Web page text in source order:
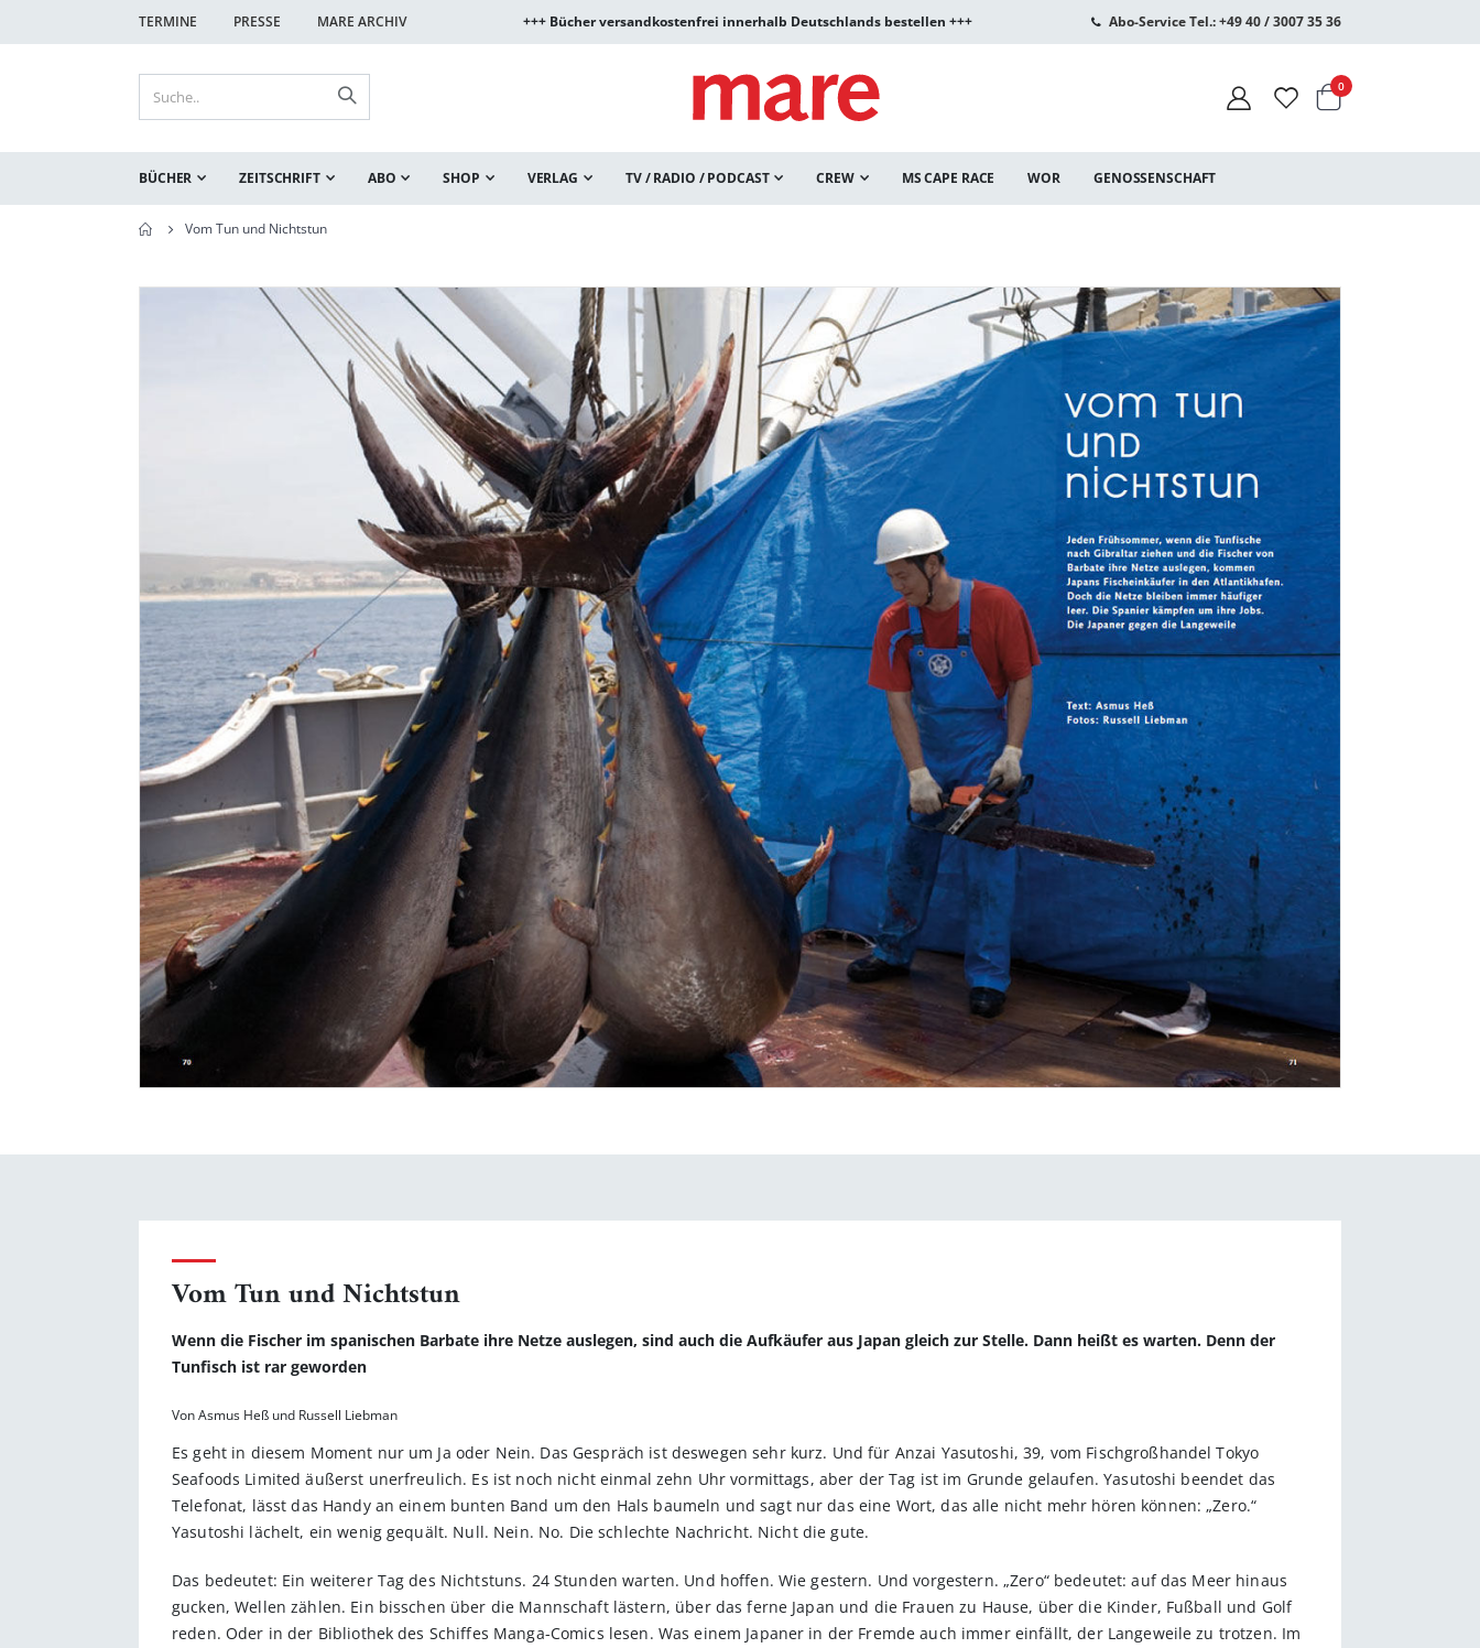
TERMINE PRESSE MARE ARCHIV +++ Bücher versandkostenfrei innerhalb Deutschlands bestellen +++ Abo-Service Tel.: +49 40 / 3007 35 36
Warenkorb
0Artikel
BÜCHER ZEITSCHRIFT ABO SHOP VERLAG TV / RADIO / PODCAST CREW MS CAPE RACE WOR GENOSSENSCHAFT
Vom Tun und Nichtstun
Vom Tun und Nichtstun
Wenn die Fischer im spanischen Barbate ihre Netze auslegen, sind auch die Aufkäufer aus Japan gleich zur Stelle. Dann heißt es warten. Denn der
Tunfisch ist rar geworden
Von Asmus Heß und Russell Liebman
Es geht in diesem Moment nur um Ja oder Nein. Das Gespräch ist deswegen sehr kurz. Und für Anzai Yasutoshi, 39, vom Fischgroßhandel Tokyo
Seafoods Limited äußerst unerfreulich. Es ist noch nicht einmal zehn Uhr vormittags, aber der Tag ist im Grunde gelaufen. Yasutoshi beendet das
Telefonat, lässt das Handy an einem bunten Band um den Hals baumeln und sagt nur das eine Wort, das alle nicht mehr hören können: „Zero.“
Yasutoshi lächelt, ein wenig gequält. Null. Nein. No. Die schlechte Nachricht. Nicht die gute.
Das bedeutet: Ein weiterer Tag des Nichtstuns. 24 Stunden warten. Und hoffen. Wie gestern. Und vorgestern. „Zero“ bedeutet: auf das Meer hinaus
gucken, Wellen zählen. Ein bisschen über die Mannschaft lästern, über das ferne Japan und die Frauen zu Hause, über die Kinder, Fußball und Golf
reden. Oder in der Bibliothek des Schiffes Manga-Comics lesen. Was einem Japaner in der Fremde auch immer einfällt, der Langeweile zu trotzen. Im